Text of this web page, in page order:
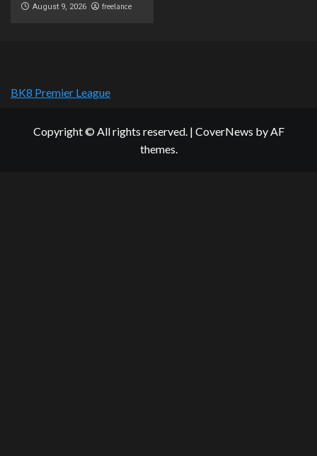
August 9, 2026 freelance
BK8 Premier League
Copyright © All rights reserved. | CoverNews by AF
themes.